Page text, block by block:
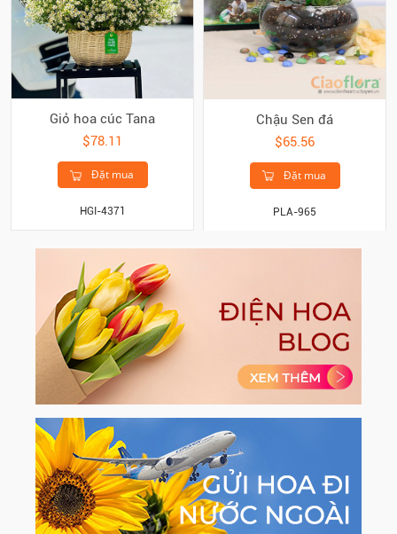
Giỏ hoa cúc Tana
$78.11
Đặt mua
HGI-4371
Chậu Sen đá
$65.56
Đặt mua
PLA-965